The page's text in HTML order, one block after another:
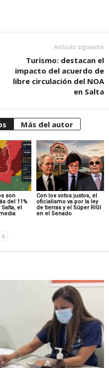
Artículo siguiente
Turismo: destacan el
impacto del acuerdo de
libre circulación del NOA
en Salta
Más del autor
son
del 11%
el
Con los votos justos, el
oficialismo va por la ley
de tierras y el Súper RIGI
en el Senado